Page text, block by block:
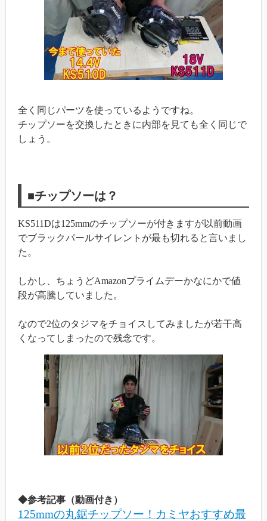
全く同じパーツを使っているようですね。
チップソーを交換したときに内部を見ても全く同じで
しょう。
■チップソーは？
KS511Dは125mmのチップソーが付きますが以前動画
でブラックパールサイレントが最も切れると言いまし
た。
しかし、ちょうどAmazonプライムデーかなにかで値
段が高騰していました。
なので2位のタジマをチョイスしてみましたが若干高
くなってしまったので残念です。
◆参考記事（動画付き）
125mmの丸鋸チップソー！カミヤおすすめ最